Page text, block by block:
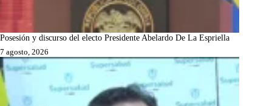
Posesión y discurso del electo Presidente Abelardo De La Espriella
7 agosto, 2026